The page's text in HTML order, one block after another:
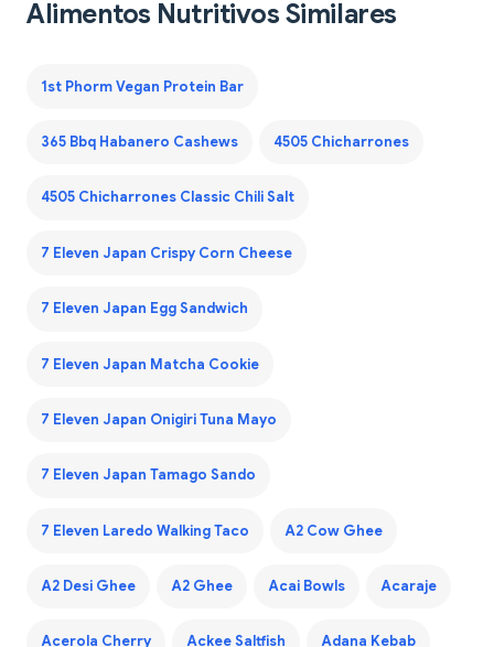
Alimentos Nutritivos Similares
1st Phorm Vegan Protein Bar
365 Bbq Habanero Cashews 4505 Chicharrones
4505 Chicharrones Classic Chili Salt
7 Eleven Japan Crispy Corn Cheese
7 Eleven Japan Egg Sandwich
7 Eleven Japan Matcha Cookie
7 Eleven Japan Onigiri Tuna Mayo
7 Eleven Japan Tamago Sando
7 Eleven Laredo Walking Taco A2 Cow Ghee
A2 Desi Ghee A2 Ghee Acai Bowls Acaraje
Acerola Cherry Ackee Saltfish Adana Kebab